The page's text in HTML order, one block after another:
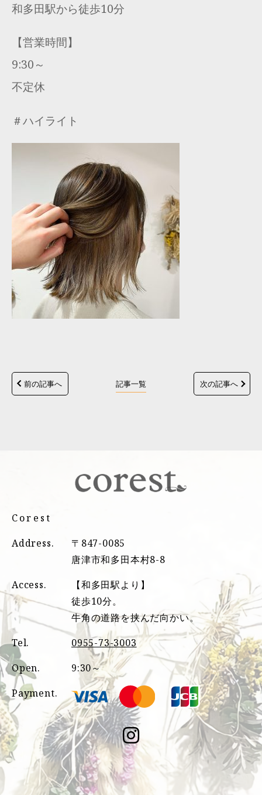
和多田駅から徒歩10分
【営業時間】
9:30～
不定休
＃ハイライト
前の記事へ 記事一覧 次の記事へ
Corest
Address.
〒847-0085
唐津市和多田本村8-8
Access.
【和多田駅より】
徒歩10分。
牛角の道路を挟んだ向かい。
Tel.
0955-73-3003
Open.
9:30～
Payment.